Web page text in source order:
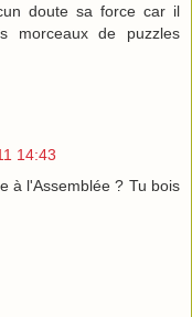
doute sa force car il
morceaux de puzzles
14:43
à l'Assemblée ? Tu bois